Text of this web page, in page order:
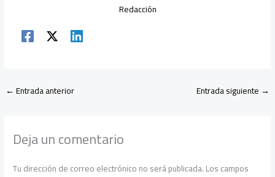
Redacción
←Entrada anterior Entrada siguiente →
Deja un comentario
Tu dirección de correo electrónico no será publicada.Los campos